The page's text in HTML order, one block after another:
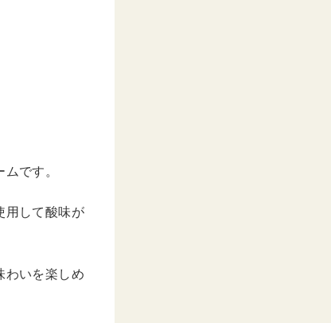
です。
用して酸味が
わいを楽しめ